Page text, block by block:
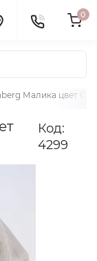
0
Малика цвет
Код:
4299